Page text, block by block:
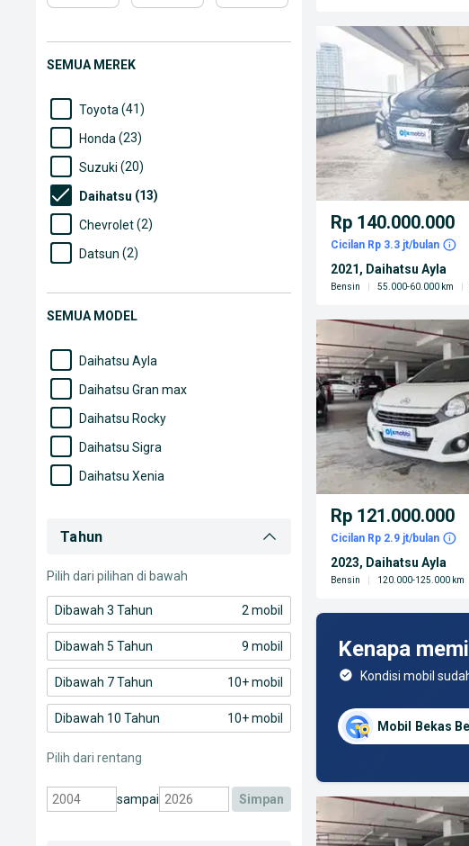
SEMUA MEREK
Toyota (41)
Honda (23)
Suzuki (20)
Daihatsu (13)
Chevrolet(2)
Datsun (2)
Mitsubishi
SEMUA MODEL
Daihatsu Ayla
Daihatsu Gran max
Daihatsu Rocky
Daihatsu Sigra
Daihatsu Xenia
Tahun
Pilih dari pilihan di bawah
Dibawah 3 Tahun 2 mobil
Dibawah 5 Tahun 9 mobil
Dibawah 7 Tahun 10+ mobil
Dibawah 10 Tahun 10+ mobil
Pilih dari rentang
sampai simpan
Rp 140.000.000
Cicilan Rp 3.3 jt/bulan
2021, Daihatsu Ayla
Bensin 55.000-60.000 km
Rp 121.000.000
Cicilan Rp 2.9 jt/bulan
2023, Daihatsu Ayla
Bensin 120.000-125.000 km
Kenapa
Kondisi mobil
Mobil Bekas